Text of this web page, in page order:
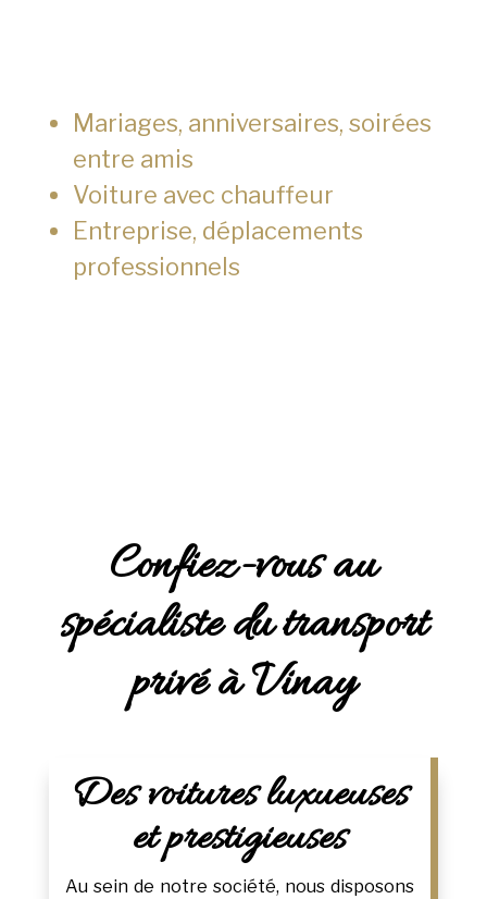
Mariages, anniversaires, soirées
entre amis
Voiture avec chauffeur
Entreprise, déplacements
professionnels
Confiez-vous au
spécialiste du transport
privé à Vinay
Des voitures luxueuses
et prestigieuses
Au sein de notre société, nous disposons